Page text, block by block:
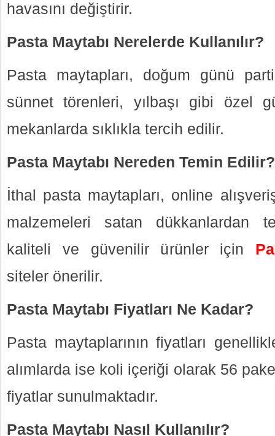
havasını değiştirir.
Pasta Maytabı Nerelerde Kullanılır?
Pasta maytapları, doğum günü
sünnet törenleri, yılbaşı gibi özel
mekanlarda sıklıkla tercih edilir.
Pasta Maytabı Nereden Temin Edilir?
İthal pasta maytapları, online
malzemeleri satan dükkanlardan
kaliteli ve güvenilir ürünler için
siteler önerilir.
Pasta Maytabı Fiyatları Ne Kadar?
Pasta maytaplarının fiyatları
alımlarda ise koli içeriği olarak 56
fiyatlar sunulmaktadır.
Pasta Maytabı Nasıl Kullanılır?